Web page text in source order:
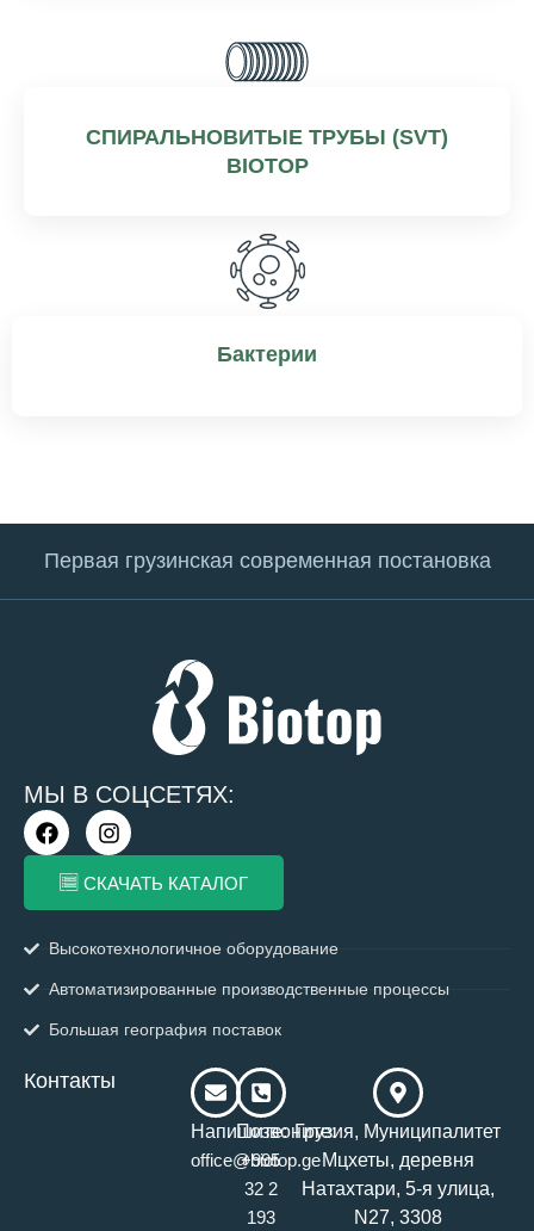
СПИРАЛЬНОВИТЫЕ ТРУБЫ (SVT)
BIOTOP
Бактерии
Первая грузинская современная постановка
МЫ В СОЦСЕТЯХ:
F
a
b
o
k
I
n
t
a
r
m
СКАЧАТЬ КАТАЛОГ
Высокотехнологичное оборудование
Автоматизированные производственные процессы
Большая география поставок
Контакты
Напишите:
office@biotop.ge
Позвоните:
+995
32 2
193
Грузия, Муниципалитет
Мцхеты, деревня
Натахтари, 5-я улица,
N27, 3308